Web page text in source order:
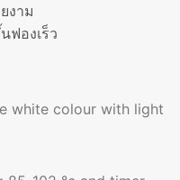
งาม
ฟองเร็ว
white colour with light